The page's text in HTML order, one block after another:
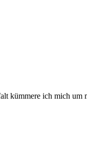
kümmere ich mich